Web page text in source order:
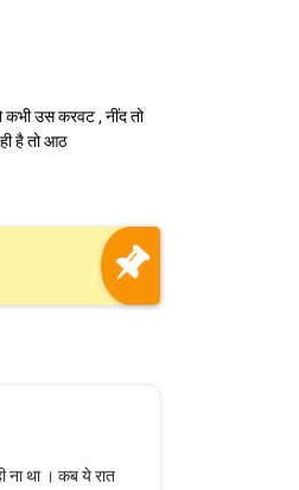
कभी उस करवट , नींद तो
है तो आठ
ना था । कब ये रात